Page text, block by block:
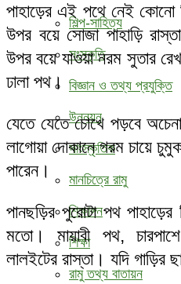
শিল্প-সাহিত্য
সংস্কৃতি
বিজ্ঞান ও তথ্য প্রযুক্তি
উন্নয়ন
সাংস্কৃতিক
মানচিত্রে রামু
শিক্ষাঙ্গন
শিক্ষা
রামু তথ্য বাতায়ন
পাহাড়ের এই পথে নেই
উপর বয়ে সোজা পাহাড়ি
উপর বয়ে যাওয়া নরম সুতার
ঢালা পথ।
যেতে যেতে চোখে পড়বে
লাগোয়া দোকানে গরম চায়ে
পারেন।
পানছড়ির পুরোটা পথ
মতো। মায়াবী পথ,
লালইটের রাস্তা। যদি গাড়ির